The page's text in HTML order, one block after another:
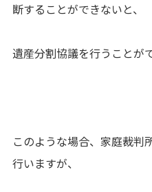
断することができないと、
遺産分割協議を行うことが
このような場合、家庭裁判
行いますが、